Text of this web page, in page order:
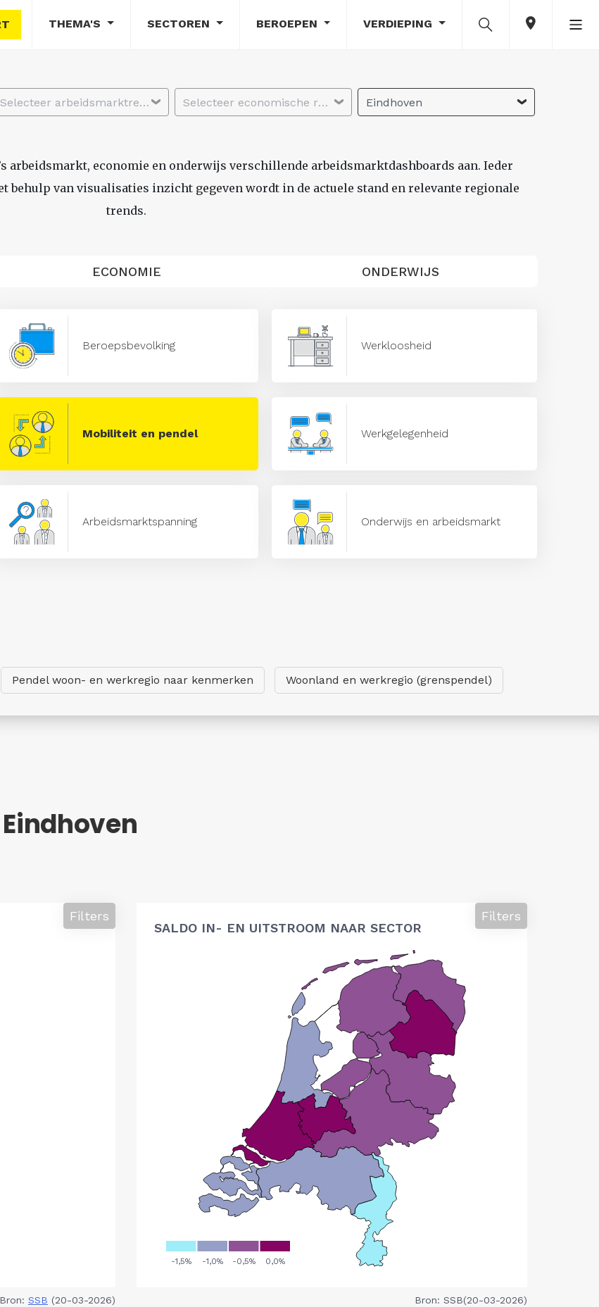
THEMA'S SECTOREN BEROEPEN VERDIEPING
Selecteer arbeidsmarktregio Selecteer economische regio Eindhoven
arbeidsmarkt, economie en onderwijs verschillende arbeidsmarktdashboards aan. Ieder
behulp van visualisaties inzicht gegeven wordt in de actuele stand en relevante regionale
trends.
ECONOMIE ONDERWIJS
Beroepsbevolking Werkloosheid
Mobiliteit en pendel Werkgelegenheid
Arbeidsmarktspanning Onderwijs en arbeidsmarkt
Pendel woon- en werkregio naar kenmerken Woonland en werkregio (grenspendel)
Filters
Bron: SSB (20-03-2026)
SALDO IN- EN UITSTROOM NAAR SECTOR
Filters
Bron: SSB(20-03-2026)